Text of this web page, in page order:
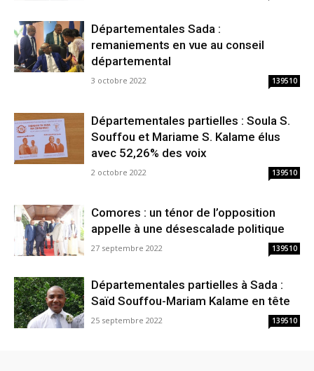
Départementales Sada :
remaniements en vue au conseil
départemental
3 octobre 2022 139510
Départementales partielles : Soula S.
Souffou et Mariame S. Kalame élus
avec 52,26% des voix
2 octobre 2022 139510
Comores : un ténor de l’opposition
appelle à une désescalade politique
27 septembre 2022 139510
Départementales partielles à Sada :
Saïd Souffou-Mariam Kalame en tête
25 septembre 2022 139510